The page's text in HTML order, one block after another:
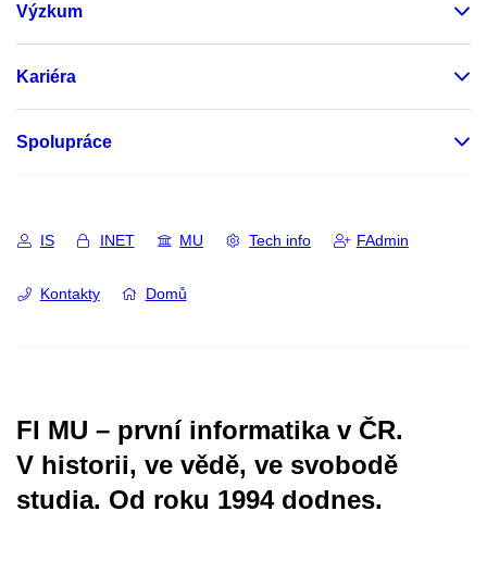
Výzkum
Kariéra
Spolupráce
IS INET MU Tech info FAdmin
Kontakty Domů
FI MU – první informatika v ČR.
V historii, ve vědě, ve svobodě
studia. Od roku 1994 dodnes.